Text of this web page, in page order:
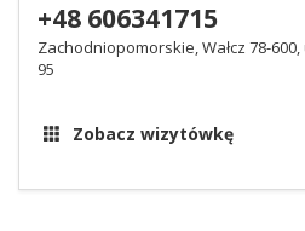
+48 606341715
Zachodniopomorskie, Wałcz 78-
95
Zobacz wizytówkę